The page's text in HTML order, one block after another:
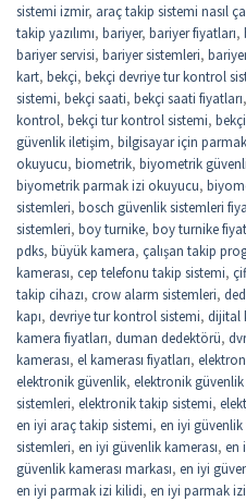
sistemi izmir, araç takip sistemi nasıl
takip yazılımı, bariyer, bariyer fiyatları,
bariyer servisi, bariyer sistemleri,
kart, bekçi, bekçi devriye tur kontrol
sistemi, bekçi saati, bekçi saati fiyatları,
kontrol, bekçi tur kontrol sistemi,
güvenlik iletişim, bilgisayar için
okuyucu, biometrik, biyometrik
biyometrik parmak izi okuyucu,
sistemleri, bosch güvenlik sistemleri
sistemleri, boy turnike, boy turnike
pdks, büyük kamera, çalışan takip
kamerası, cep telefonu takip sistemi,
takip cihazı, crow alarm sistemleri,
kapı, devriye tur kontrol sistemi, dijital
kamera fiyatları, duman dedektörü,
kamerası, el kamerası fiyatları,
elektronik güvenlik, elektronik güvenlik
sistemleri, elektronik takip sistemi,
en iyi araç takip sistemi, en iyi güvenlik
sistemleri, en iyi güvenlik kamerası, en
güvenlik kamerası markası, en iyi
en iyi parmak izi kilidi, en iyi parmak